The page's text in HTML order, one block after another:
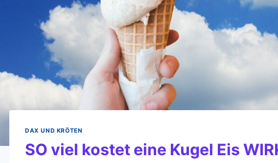
DAX UND KRÖTEN
SO viel kostet eine Kugel Eis